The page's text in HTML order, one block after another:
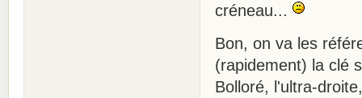
créneau...
Bon, on va les
(rapidement) la clé
Bolloré, l'ultra-